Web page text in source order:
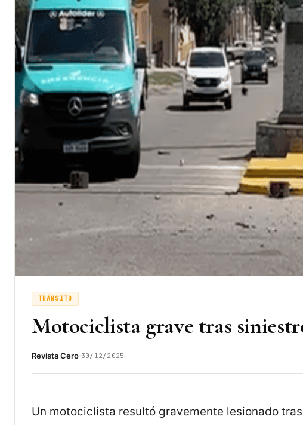
TRÁNSITO
Motociclista grave tras
Revista Cero·30/12/2025
Un motociclista resultó gravemente lesionado